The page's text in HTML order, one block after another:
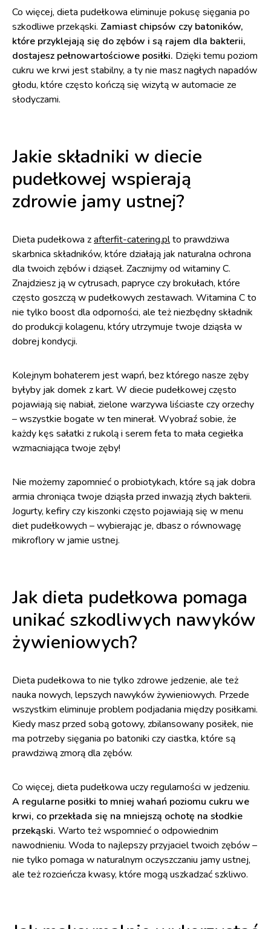
Co więcej, dieta pudełkowa eliminuje pokusę sięgania po
szkodliwe przekąski. Zamiast chipsów czy batoników,
które przyklejają się do zębów i są rajem dla bakterii,
dostajesz pełnowartościowe posiłki. Dzięki temu poziom
cukru we krwi jest stabilny, a ty nie masz nagłych napadów
głodu, które często kończą się wizytą w automacie ze
słodyczami.
Jakie składniki w diecie
pudełkowej wspierają
zdrowie jamy ustnej?
Dieta pudełkowa zafterfit-catering.plto prawdziwa
skarbnica składników, które działają jak naturalna ochrona
dla twoich zębów i dziąseł. Zacznijmy od witaminy C.
Znajdziesz ją w cytrusach, papryce czy brokułach, które
często goszczą w pudełkowych zestawach. Witamina C to
nie tylko boost dla odporności, ale też niezbędny składnik
do produkcji kolagenu, który utrzymuje twoje dziąsła w
dobrej kondycji.
Kolejnym bohaterem jest wapń, bez którego nasze zęby
byłyby jak domek z kart. W diecie pudełkowej często
pojawiają się nabiał, zielone warzywa liściaste czy orzechy
– wszystkie bogate w ten minerał. Wyobraź sobie, że
każdy kęs sałatki z rukolą i serem feta to mała cegiełka
wzmacniająca twoje zęby!
Nie możemy zapomnieć o probiotykach, które są jak dobra
armia chroniąca twoje dziąsła przed inwazją złych bakterii.
Jogurty, kefiry czy kiszonki często pojawiają się w menu
diet pudełkowych – wybierając je, dbasz o równowagę
mikroflory w jamie ustnej.
Jak dieta pudełkowa pomaga
unikać szkodliwych nawyków
żywieniowych?
Dieta pudełkowa to nie tylko zdrowe jedzenie, ale też
nauka nowych, lepszych nawyków żywieniowych. Przede
wszystkim eliminuje problem podjadania między posiłkami.
Kiedy masz przed sobą gotowy, zbilansowany posiłek, nie
ma potrzeby sięgania po batoniki czy ciastka, które są
prawdziwą zmorą dla zębów.
Co więcej, dieta pudełkowa uczy regularności w jedzeniu.
A regularne posiłki to mniej wahań poziomu cukru we
krwi, co przekłada się na mniejszą ochotę na słodkie
przekąski. Warto też wspomnieć o odpowiednim
nawodnieniu. Woda to najlepszy przyjaciel twoich zębów –
nie tylko pomaga w naturalnym oczyszczaniu jamy ustnej,
ale też rozcieńcza kwasy, które mogą uszkadzać szkliwo.